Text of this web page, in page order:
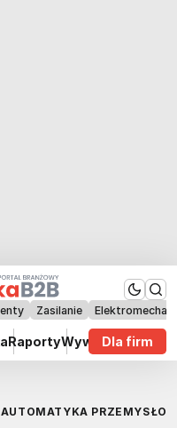
Zasilanie
RaportyWywiadyDla firm
AUTOMATYKA